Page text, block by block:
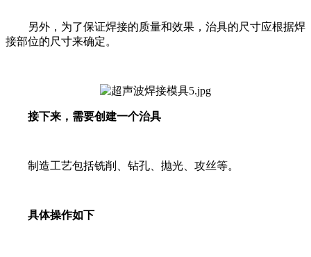
另外，为了保证焊接的质量和效果，治具的尺寸应根据焊
接部位的尺寸来确定。
接下来，需要创建一个治具
制造工艺包括铣削、钻孔、抛光、攻丝等。
具体操作如下